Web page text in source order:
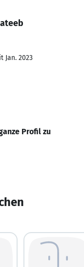
Jan. 2023
Profil zu